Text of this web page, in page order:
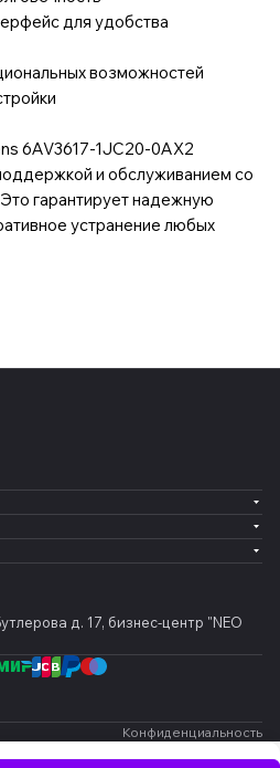
для удобства
возможностей
6AV3617-1JC20-0AX2
и обслуживанием со
гарантирует надежную
устранение любых
д. 17, бизнес-центр "NEO
Конфиденциальность